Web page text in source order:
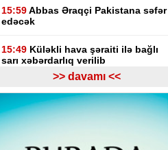
15:59 Abbas Əraqçi Pakistana səfər
edəcək
15:49 Küləkli hava şəraiti ilə bağlı
sarı xəbərdarlıq verilib
kompleksləri Ukrayna üçün qanuni
hədəf olacaq
>> davamı <<